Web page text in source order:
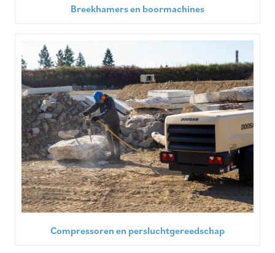
Breekhamers en boormachines
Compressoren en persluchtgereedschap